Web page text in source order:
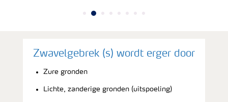
Zwavelgebrek (s) wordt erger door
Zure gronden
Lichte, zanderige gronden (uitspoeling)